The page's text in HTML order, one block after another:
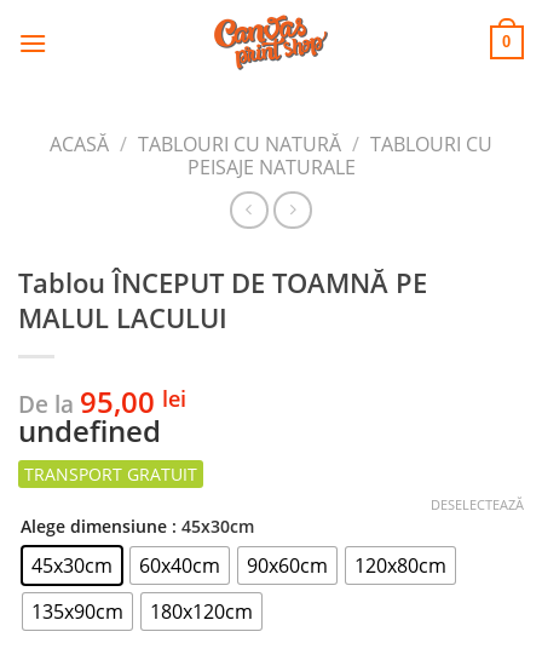
CANVAS
PRINT SHOP 0
ACASĂ / TABLOURI CU NATURĂ / TABLOURI CU
PEISAJE NATURALE
Tablou ÎNCEPUT DE TOAMNĂ PE
MALUL LACULUI
De la 95,00 lei
undefined
Alege dimensiune : 45x30cm
45x30cm 60x40cm 90x60cm
120x80cm
135x90cm
180x120cm
DESELECTEAZĂ